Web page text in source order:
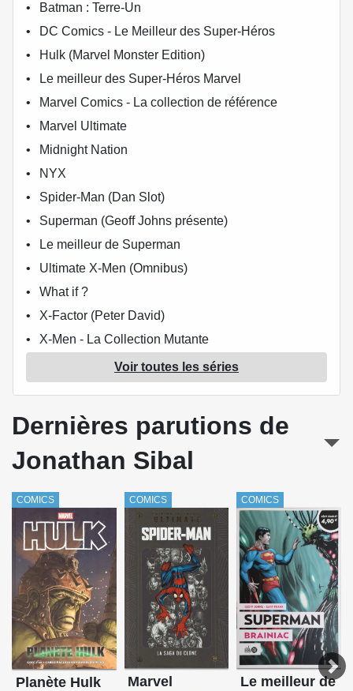
Batman : Terre-Un
DC Comics - Le Meilleur des Super-Héros
Hulk (Marvel Monster Edition)
Le meilleur des Super-Héros Marvel
Marvel Comics - La collection de référence
Marvel Ultimate
Midnight Nation
NYX
Spider-Man (Dan Slot)
Superman (Geoff Johns présente)
Le meilleur de Superman
Ultimate X-Men (Omnibus)
What if ?
X-Factor (Peter David)
X-Men - La Collection Mutante
X-Men - Trilogie du Messie
X-Men L'intégrale
Voir toutes les séries
Dernières parutions de
Jonathan Sibal
COMICS
Planète Hulk
COMICS
Marvel
COMICS
Le meilleur de